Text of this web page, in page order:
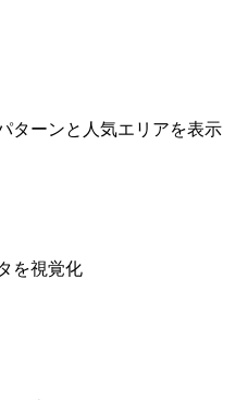
ターンと人気エリアを表示
を視覚化